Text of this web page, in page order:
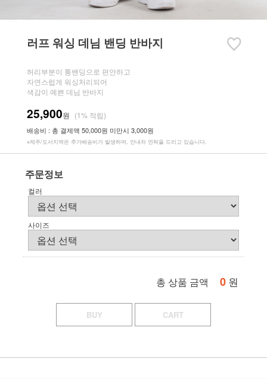
러프 워싱 데님 밴딩 반바지
허리부분이 통밴딩으로 편안하고
자연스럽게 워싱처리되어
색감이 예쁜 데님 반바지
25,900원 (1% 적립)
배송비 : 총 결제액 50,000원 미만시 3,000원
※제주/도서지역은 추가배송비가 발생하며, 안내차 연락을 드리고 있습니다.
주문정보
컬러
사이즈
총 상품 금액 0 원
BUY CART